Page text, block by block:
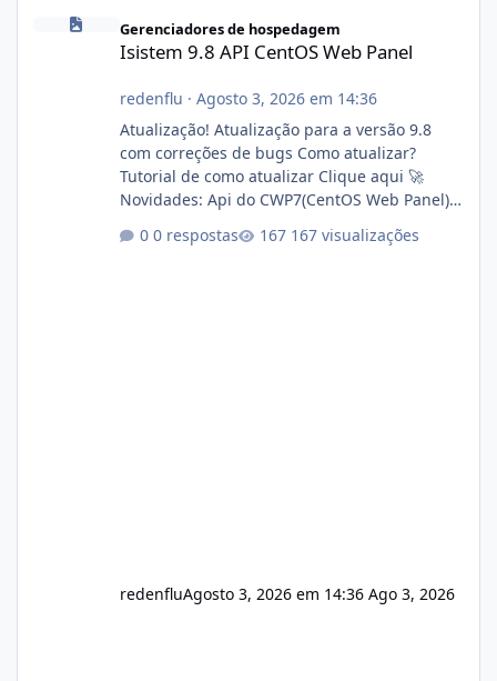
Isistem 9.8 API CentOS Web Panel
Gerenciadores de hospedagem
Isistem 9.8 API CentOS Web Panel
redenflu · Agosto 3, 2026 em 14:36
Atualização! Atualização para a versão 9.8
com correções de bugs Como atualizar?
Tutorial de como atualizar Clique aqui 🚀
Novidades: Api do CWP7(CentOS Web Panel)
autorizado a usasr o isistem:
0 respostas 167 visualizações
redenfluAgosto 3, 2026 em 14:36 Ago 3, 2026